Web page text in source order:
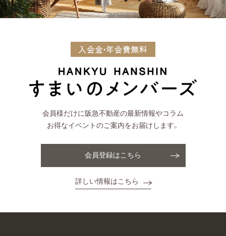
会員様だけに阪急不動産の最新情報やコラム
お得なイベントのご案内をお届けします。
会員登録はこちら
詳しい情報はこちら